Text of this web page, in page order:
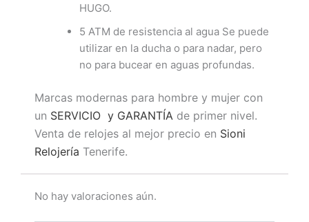
HUGO.
5 ATM de resistencia al agua Se puede
utilizar en la ducha o para nadar, pero
no para bucear en aguas profundas.
Marcas modernas para hombre y mujer con
un SERVICIO y GARANTÍA de primer nivel.
Venta de relojes al mejor precio en Sioni
Relojería Tenerife.
No hay valoraciones aún.